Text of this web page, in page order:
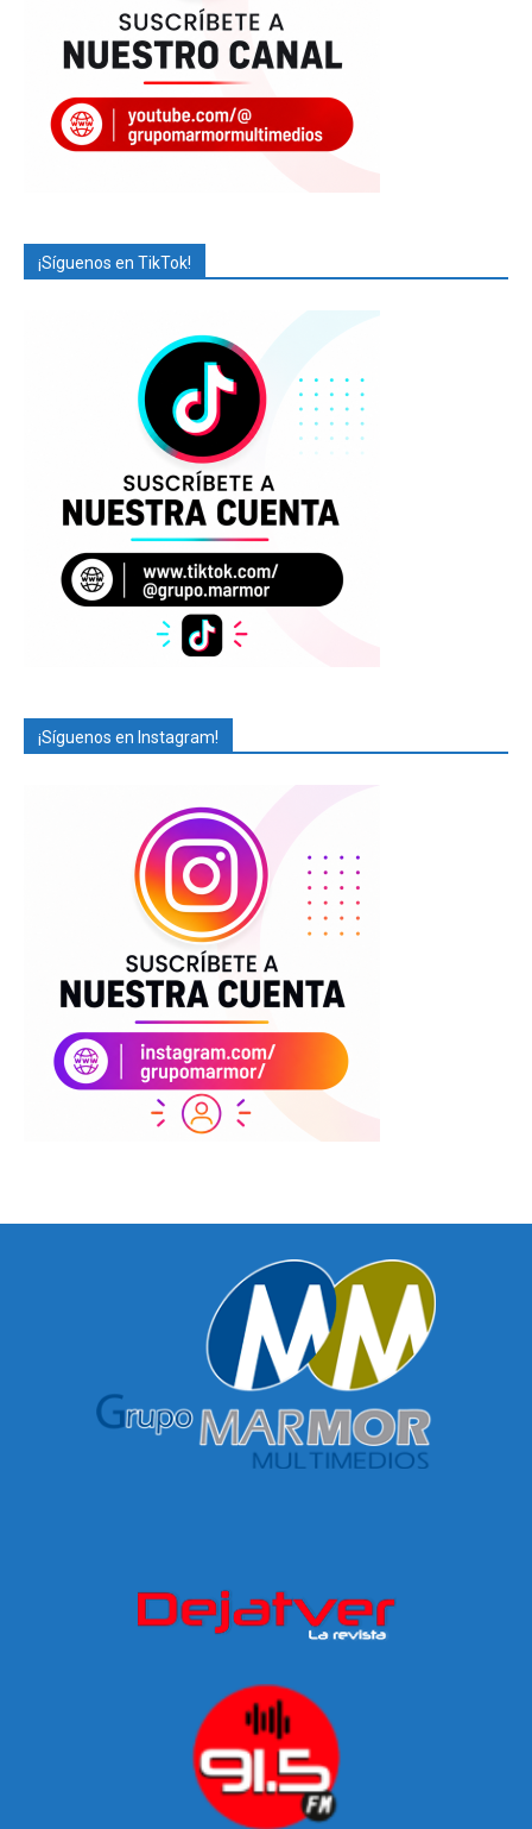
¡Síguenos en TikTok!
¡Síguenos en Instagram!